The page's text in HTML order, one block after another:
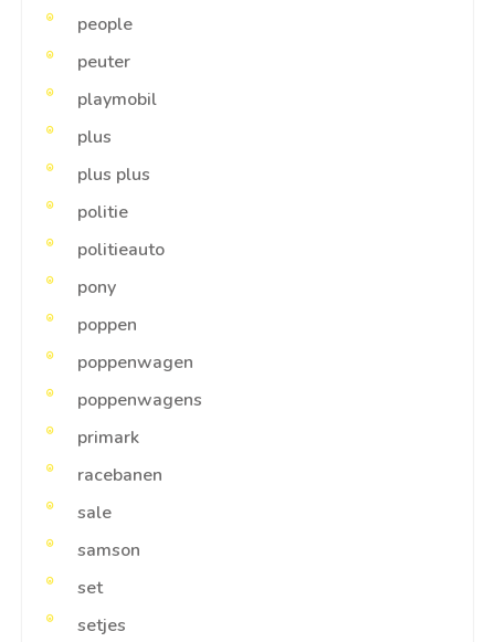
people
peuter
playmobil
plus
plus plus
politie
politieauto
pony
poppen
poppenwagen
poppenwagens
primark
racebanen
sale
samson
set
setjes